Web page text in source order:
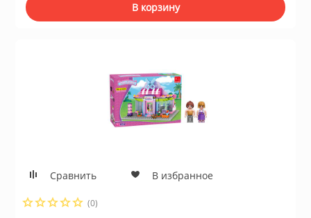
В корзину
Сравнить В избранное
(0)